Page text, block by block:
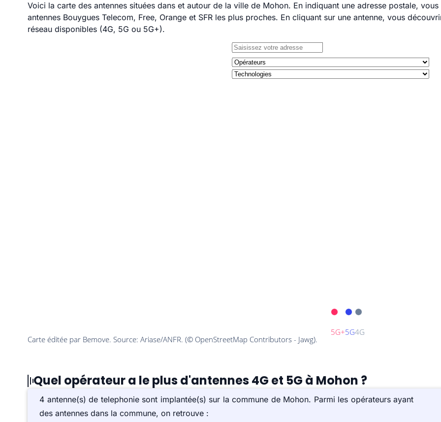
Voici la carte des antennes situées dans et autour de la ville de Mohon. En indiquant une adresse postale,
antennes Bouygues Telecom, Free, Orange et SFR les plus proches. En cliquant sur une antenne, vous
réseau disponibles (4G, 5G ou 5G+).
Quel opérateur a le plus d'antennes 4G et 5G à Mohon ?
4 antenne(s) de telephonie sont implantée(s) sur la commune de Mohon. Parmi les opérateurs ayant
des antennes dans la commune, on retrouve :